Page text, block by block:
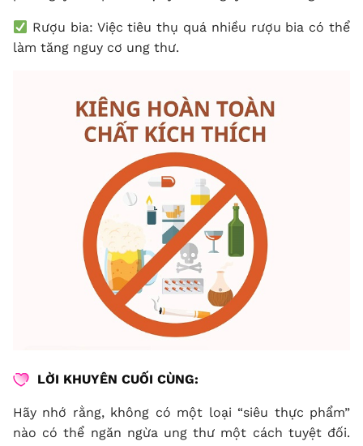
Rượu bia: Việc tiêu thụ quá nhiều rượu bia có thể
làm tăng nguy cơ ung thư.
LỜI KHUYÊN CUỐI CÙNG:
Hãy nhớ rằng, không có một loại “siêu thực phẩm”
nào có thể ngăn ngừa ung thư một cách tuyệt đối.